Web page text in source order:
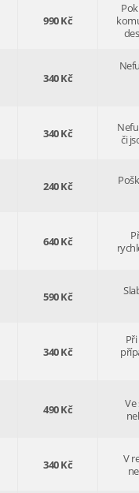
990 Kč
340 Kč
340 Kč
či
240 Kč
640 Kč
590 Kč
340 Kč
490 Kč
Ve
340 Kč
V